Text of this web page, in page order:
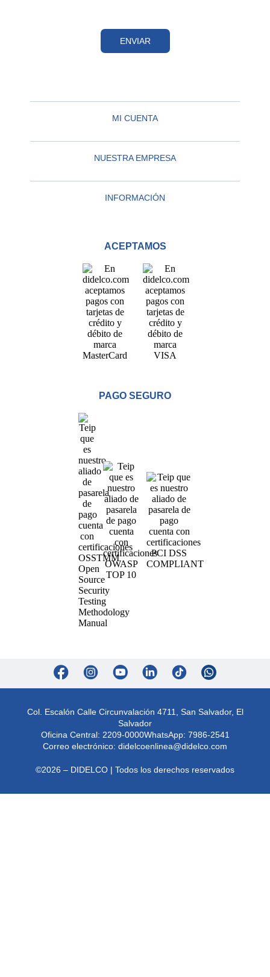
ENVIAR
MI CUENTA
NUESTRA EMPRESA
INFORMACIÓN
ACEPTAMOS
PAGO SEGURO
Col. Escalón Calle Circunvalación 4711, San Salvador, El
Salvador
Oficina Central: 2209-0000WhatsApp: 7986-2541
Correo electrónico: didelcoenlinea@didelco.com
©2026 – DIDELCO | Todos los derechos reservados